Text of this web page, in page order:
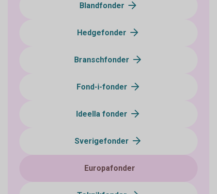
Blandfonder
Hedgefonder
Branschfonder
Fond-i-fonder
Ideella fonder
Sverigefonder
Europafonder